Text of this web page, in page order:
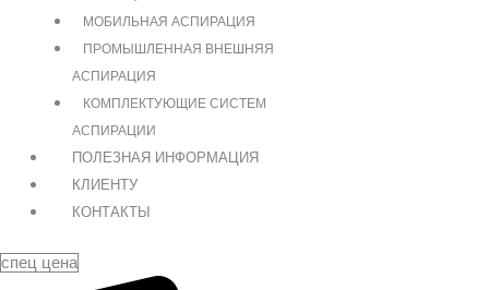
МОБИЛЬНАЯ АСПИРАЦИЯ
ПРОМЫШЛЕННАЯ ВНЕШНЯЯ
АСПИРАЦИЯ
КОМПЛЕКТУЮЩИЕ СИСТЕМ
АСПИРАЦИИ
ПОЛЕЗНАЯ ИНФОРМАЦИЯ
КЛИЕНТУ
КОНТАКТЫ
спец цена